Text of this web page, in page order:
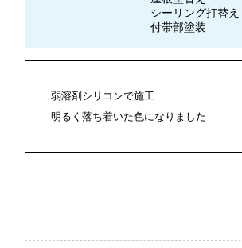
シーリング打替え
付帯部塗装
弱溶剤シリコンで施工
明るく落ち着いた色になりました